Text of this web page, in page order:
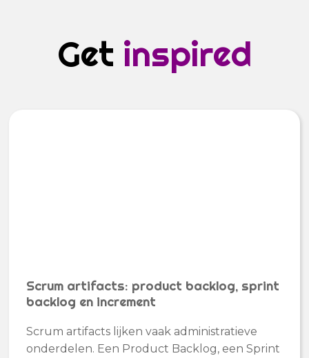
Get inspired
Scrum artifacts: product backlog, sprint
backlog en increment
Scrum artifacts lijken vaak administratieve
onderdelen. Een Product Backlog, een Sprint